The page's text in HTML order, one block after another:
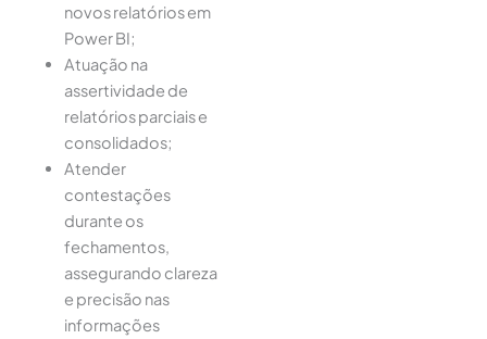
novos relatórios em
Power BI;
Atuação na
assertividade de
relatórios parciais e
consolidados;
Atender
contestações
durante os
fechamentos,
assegurando clareza
e precisão nas
informações